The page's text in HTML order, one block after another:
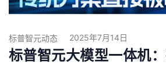
标普智元动态 2025年7月14日
标普智元大模型一体机